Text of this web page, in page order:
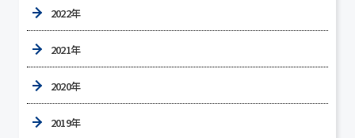
2022年
2021年
2020年
2019年